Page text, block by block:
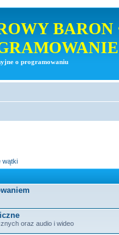
BARON
o programowaniu
wątki
oraz audio i wideo